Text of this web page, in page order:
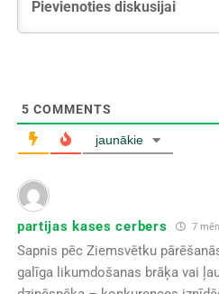
5 COMMENTS
jaunākie
partijas kases cerbers 7
Sapnis pēc Ziemsvētku
galīga likumdošanas brāķa vai